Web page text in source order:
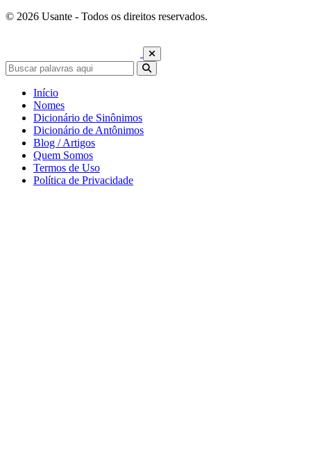
© 2026 Usante - Todos os direitos reservados.
Início
Nomes
Dicionário de Sinônimos
Dicionário de Antônimos
Blog / Artigos
Quem Somos
Termos de Uso
Política de Privacidade